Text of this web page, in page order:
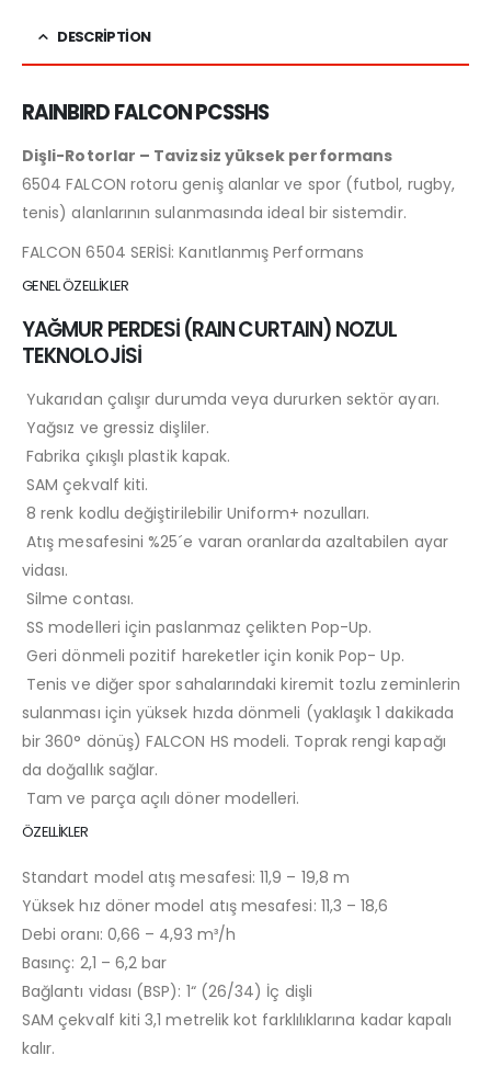
DESCRIPTION
RAINBIRD FALCON PCSSHS
Dişli-Rotorlar – Tavizsiz yüksek performans
6504 FALCON rotoru geniş alanlar ve spor (futbol, rugby,
tenis) alanlarının sulanmasında ideal bir sistemdir.
FALCON 6504 SERİSİ: Kanıtlanmış Performans
GENEL ÖZELLİKLER
YAĞMUR PERDESİ (RAIN CURTAIN) NOZUL
TEKNOLOJİSİ
Yukarıdan çalışır durumda veya dururken sektör ayarı.
Yağsız ve gressiz dişliler.
Fabrika çıkışlı plastik kapak.
SAM çekvalf kiti.
8 renk kodlu değiştirilebilir Uniform+ nozulları.
Atış mesafesini %25´e varan oranlarda azaltabilen ayar
vidası.
Silme contası.
SS modelleri için paslanmaz çelikten Pop-Up.
Geri dönmeli pozitif hareketler için konik Pop- Up.
Tenis ve diğer spor sahalarındaki kiremit tozlu zeminlerin
sulanması için yüksek hızda dönmeli (yaklaşık 1 dakikada
bir 360° dönüş) FALCON HS modeli. Toprak rengi kapağı
da doğallık sağlar.
Tam ve parça açılı döner modelleri.
ÖZELLİKLER
Standart model atış mesafesi: 11,9 – 19,8 m
Yüksek hız döner model atış mesafesi: 11,3 – 18,6
Debi oranı: 0,66 – 4,93 m³/h
Basınç: 2,1 – 6,2 bar
Bağlantı vidası (BSP): 1“ (26/34) İç dişli
SAM çekvalf kiti 3,1 metrelik kot farklılıklarına kadar kapalı
kalır.